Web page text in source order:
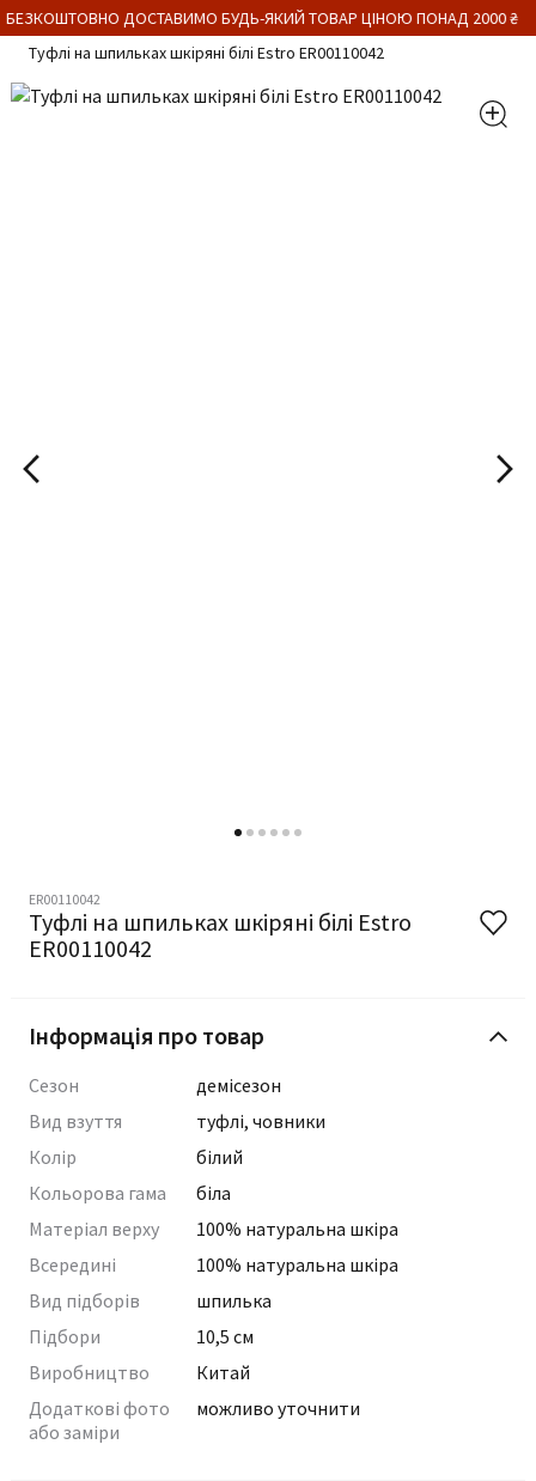
ДОСТАВИМО БУДЬ-ЯКИЙ ТОВАР ЦІНОЮ ПОНАД 2000 ₴
Туфлі на шпильках шкіряні білі Estro ER00110042
ER00110042
Туфлі на шпильках шкіряні білі Estro
ER00110042
Інформація про товар
Сезон
демісезон
Вид взуття
туфлі, човники
Колір
білий
Кольорова гама
біла
Матеріал верху
100% натуральна шкіра
Всередині
100% натуральна шкіра
Вид підборів
шпилька
Підбори
10,5 см
Виробництво
Китай
Додаткові фото
або заміри
можливо уточнити